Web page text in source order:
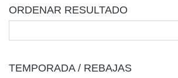
ORDENAR RESULTADO
TEMPORADA / REBAJAS